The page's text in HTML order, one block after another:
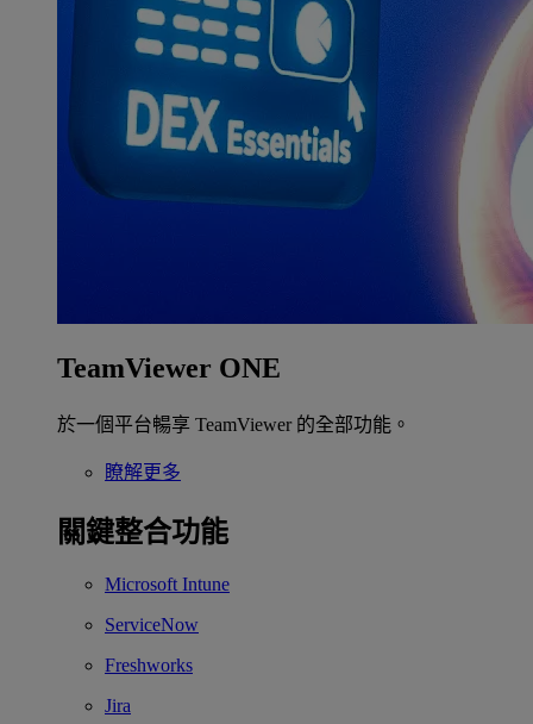
TeamViewer ONE
於一個平台暢享 TeamViewer 的全部功能。
瞭解更多
關鍵整合功能
Microsoft Intune
ServiceNow
Freshworks
Jira